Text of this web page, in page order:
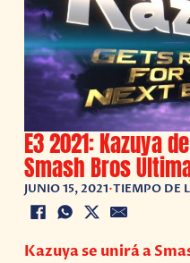
E3 2021: Kazuya
Smash Bros
JUNIO 15, 2021•TIEMPO DE
Kazuya se unirá a